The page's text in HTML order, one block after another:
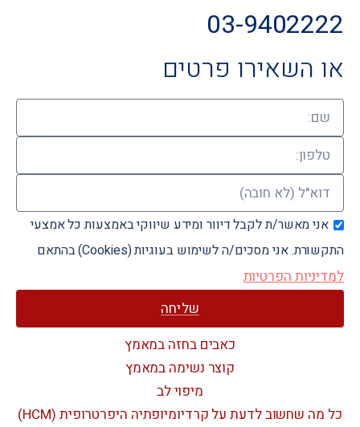
03-9402222
או השאירו פרטים
אני מאשר/ת לקבל דיוור ומידע שיווקי באמצעות כל אמצעי
התקשורת. אני מסכים/ה לשימוש בעוגיות (Cookies) בהתאם
למדיניות הפרטיות
שליחה
כאבים בחזה במאמץ
קוצר נשימה במאמץ
מיפוי לב
כל מה שחשוב לדעת על קרדיומיופתיה היפרטרופית (HCM)